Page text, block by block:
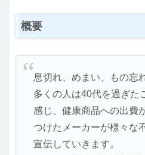
概要
息切れ、めまい、もの忘
多くの人は40代を過ぎた
感じ、健康商品への出費
つけたメーカーが様々な
宣伝していきます。